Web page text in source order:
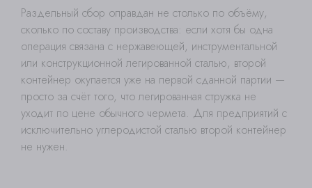
Раздельный сбор оправдан не столько по объёму,
сколько по составу производства: если хотя бы одна
операция связана с нержавеющей, инструментальной
или конструкционной легированной сталью, второй
контейнер окупается уже на первой сданной партии —
просто за счёт того, что легированная стружка не
уходит по цене обычного чермета. Для предприятий с
исключительно углеродистой сталью второй контейнер
не нужен.